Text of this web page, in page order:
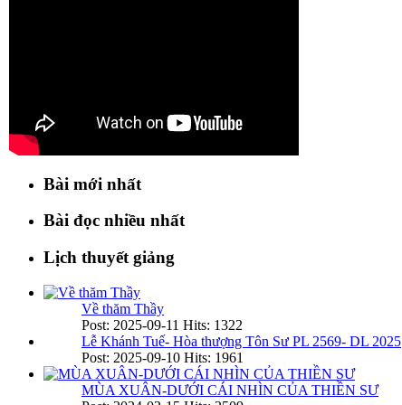
Bài mới nhất
Bài đọc nhiều nhất
Lịch thuyết giảng
Về thăm Thầy
Post: 2025-09-11 Hits: 1322
Lễ Khánh Tuế- Hòa thượng Tôn Sư PL 2569- DL 2025
Post: 2025-09-10 Hits: 1961
MÙA XUÂN-DƯỚI CÁI NHÌN CỦA THIỀN SƯ